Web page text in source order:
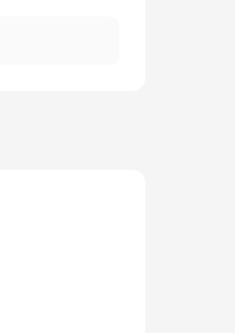
滋味。 本店
化，牛腩滷製
部位特性，運
骨、牛髓骨，牛
清透澄淨的高湯
料（八角、桂
而不淡，入口先